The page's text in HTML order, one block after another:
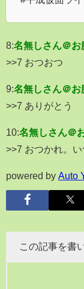
8:名無しさん＠お
>>7 おつおつ
9:名無しさん＠お
>>7 ありがとう
10:名無しさん＠
>>7 おつかれ。
powered by Auto
この記事を書